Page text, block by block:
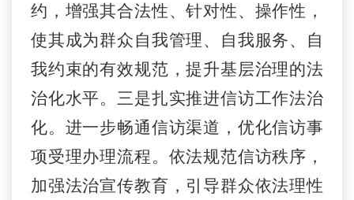
约，增强其合法性、针对性、操作性，
使其成为群众自我管理、自我服务、自
我约束的有效规范，提升基层治理的法
治化水平。三是扎实推进信访工作法治
化。进一步畅通信访渠道，优化信访事
项受理办理流程。依法规范信访秩序，
加强法治宣传教育，引导群众依法理性